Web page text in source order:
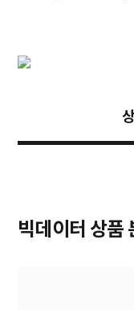
빅데이터 상품